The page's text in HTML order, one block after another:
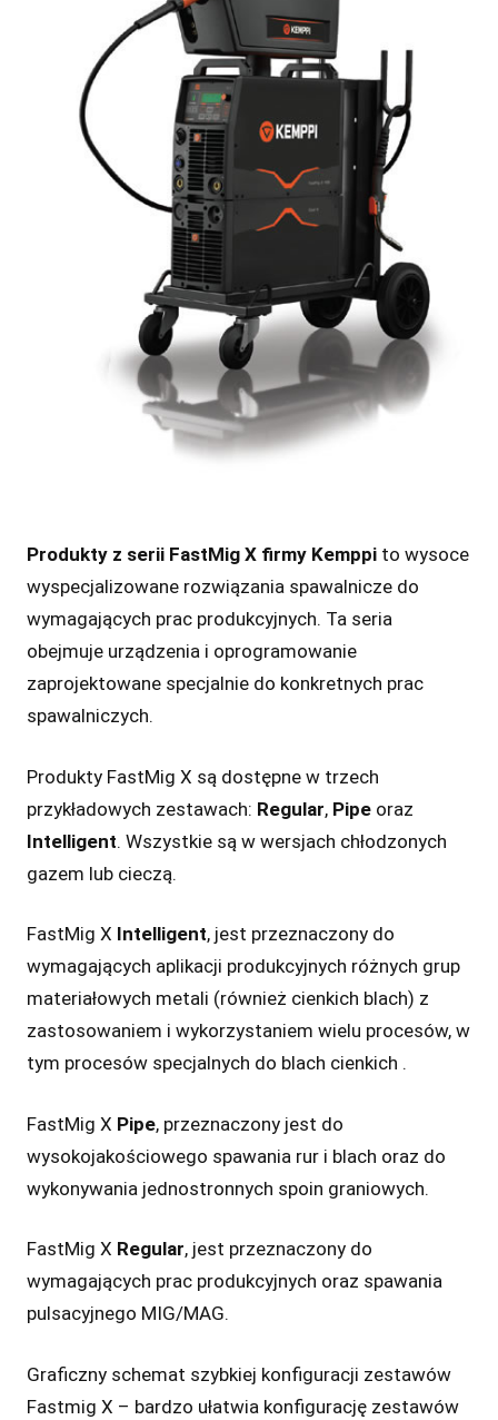
Produkty z serii FastMig X firmy Kemppi to wysoce
wyspecjalizowane rozwiązania spawalnicze do
wymagających prac produkcyjnych. Ta seria
obejmuje urządzenia i oprogramowanie
zaprojektowane specjalnie do konkretnych prac
spawalniczych.
Produkty FastMig X są dostępne w trzech
przykładowych zestawach: Regular, Pipe oraz
Intelligent. Wszystkie są w wersjach chłodzonych
gazem lub cieczą.
FastMig X Intelligent, jest przeznaczony do
wymagających aplikacji produkcyjnych różnych grup
materiałowych metali (również cienkich blach) z
zastosowaniem i wykorzystaniem wielu procesów, w
tym procesów specjalnych do blach cienkich .
FastMig X Pipe, przeznaczony jest do
wysokojakościowego spawania rur i blach oraz do
wykonywania jednostronnych spoin graniowych.
FastMig X Regular, jest przeznaczony do
wymagających prac produkcyjnych oraz spawania
pulsacyjnego MIG/MAG.
Graficzny schemat szybkiej konfiguracji zestawów
Fastmig X – bardzo ułatwia konfigurację zestawów